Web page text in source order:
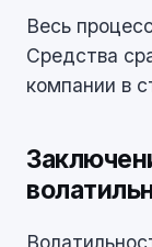
Весь
Средства
компании в